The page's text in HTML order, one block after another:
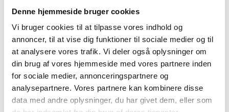
Denne hjemmeside bruger cookies
Vi bruger cookies til at tilpasse vores indhold og
annoncer, til at vise dig funktioner til sociale medier og til
at analysere vores trafik. Vi deler også oplysninger om
din brug af vores hjemmeside med vores partnere inden
for sociale medier, annonceringspartnere og
analysepartnere. Vores partnere kan kombinere disse
data med andre oplysninger, du har givet dem, eller som
Frederiksværk, Hillerød, Hørsholm og Fredensborg omegn! Tøv
ikke med at give os et kald hvis du har behov for hjælp til
borkørsel af en større mængde affald.
Bortkørsel af affald både for private
og erhvervskunder
Når vi udfører afhentning af affald for vores kunder, så går vi
meget op i gøre et godt stykke arbejde. Det er meget vigtigt for
os, at vores priser og vores aftaler om afhentning bliver